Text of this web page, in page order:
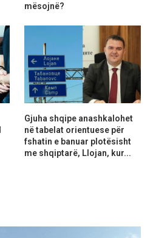
mësojnë?
Gjuha shqipe anashkalohet
në tabelat orientuese për
fshatin e banuar plotësisht
me shqiptarë, Llojan, kur...